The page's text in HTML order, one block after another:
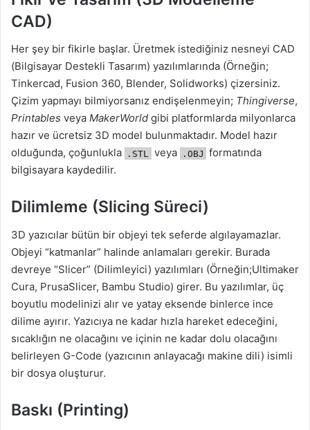
CAD)
Her şey bir fikirle başlar. Üretmek istediğiniz nesneyi CAD
(Bilgisayar Destekli Tasarım) yazılımlarında (Örneğin;
Tinkercad, Fusion 360, Blender, Solidworks) çizersiniz.
Çizim yapmayı bilmiyorsanız endişelenmeyin; Thingiverse,
Printables veya MakerWorld gibi platformlarda milyonlarca
hazır ve ücretsiz 3D model bulunmaktadır. Model hazır
olduğunda, çoğunlukla
.STL veya .OBJ formatında
bilgisayara kaydedilir.
Dilimleme (Slicing Süreci)
3D yazıcılar bütün bir objeyi tek seferde algılayamazlar.
Objeyi “katmanlar” halinde anlamaları gerekir. Burada
devreye “Slicer” (Dilimleyici) yazılımları (Örneğin;Ultimaker
Cura, PrusaSlicer, Bambu Studio) girer. Bu yazılımlar, üç
boyutlu modelinizi alır ve yatay eksende binlerce ince
dilime ayırır. Yazıcıya ne kadar hızla hareket edeceğini,
sıcaklığın ne olacağını ve içinin ne kadar dolu olacağını
belirleyen G-Code (yazıcının anlayacağı makine dili) isimli
bir dosya oluşturur.
Baskı (Printing)